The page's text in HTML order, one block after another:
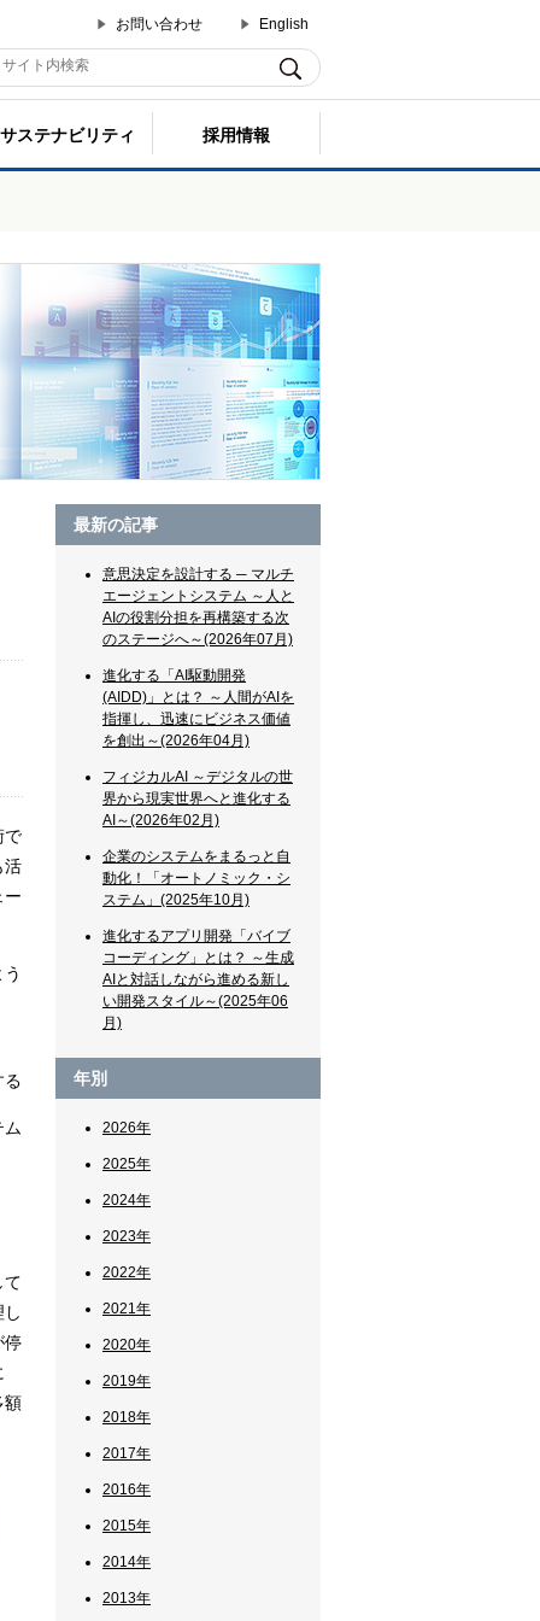
お問い合わせ English
サステナビリティ 採用情報
で
活
ー
る
ム
て
停
額
最新の記事
意思決定を設計する ─ マルチ
エージェントシステム ～人と
AIの役割分担を再構築する次
のステージへ～(2026年07月)
進化する「AI駆動開発
(AIDD)」とは？ ～人間がAIを
指揮し、迅速にビジネス価値
を創出～(2026年04月)
フィジカルAI ～デジタルの世
界から現実世界へと進化する
AI～(2026年02月)
企業のシステムをまるっと自
動化！「オートノミック・シ
ステム」(2025年10月)
進化するアプリ開発「バイブ
コーディング」とは？ ～生成
AIと対話しながら進める新し
い開発スタイル～(2025年06
月)
年別
2026年
2025年
2024年
2023年
2022年
2021年
2020年
2019年
2018年
2017年
2016年
2015年
2014年
2013年